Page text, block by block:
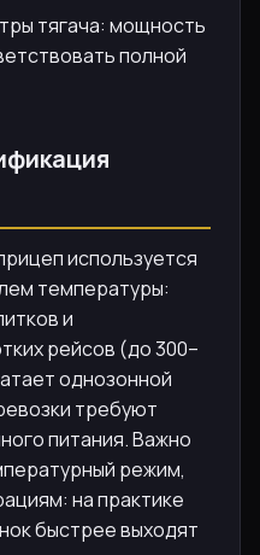
тягача: мощность
полной
используется
температуры:
и
рейсов (до 300–
однозонной
требуют
питания. Важно
режим,
на практике
быстрее выходят